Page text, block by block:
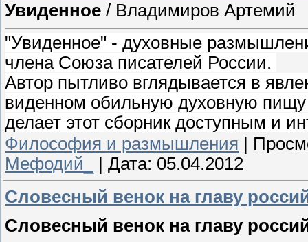
Увиденное / Владимиров Артемий
"Увиденное" - духовные
члена Союза писателей России.
Автор пытливо вглядывается в
виденном обильную духовную
делает этот сборник доступным и
Философия и размышления
Мефодий_
Дата: 05.04.2012
Словесный венок на главу
Словесный венок на главу